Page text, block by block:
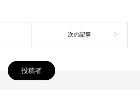
投稿者